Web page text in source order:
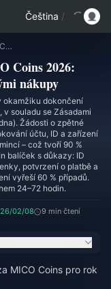
Čeština /
Zásady vracení peněz za MICO Coins 2026: Průvodce nerefundovatelnými nákupy
Coins 2026:
nákupy
okamžiku dokončení
souladu se Zásadami
Žádosti o zpětné
účtu, ID a zařízení
– což tvoří 90 %
balíček s důkazy: ID
potvrzení o platbě a
vyřeší 60 % případů.
24–72 hodin.
02/08 9 min čtení
MICO Coins pro rok